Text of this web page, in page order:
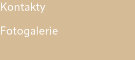
Kontakty
Fotogalerie